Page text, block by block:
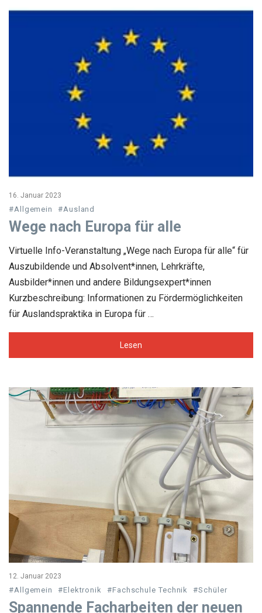
16. Januar 2023
#Allgemein #Ausland
Wege nach Europa für alle
Virtuelle Info-Veranstaltung „Wege nach Europa für alle“ für
Auszubildende und Absolvent*innen, Lehrkräfte,
Ausbilder*innen und andere Bildungsexpert*innen
Kurzbeschreibung: Informationen zu Fördermöglichkeiten
für Auslandspraktika in Europa für …
Lesen
12. Januar 2023
#Allgemein #Elektronik #Fachschule Technik #Schüler
Spannende Facharbeiten der neuen